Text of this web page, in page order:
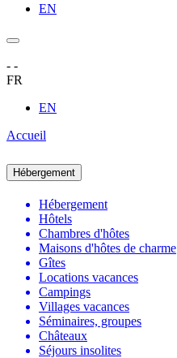
EN
- -
FR
EN
Accueil
Hébergement
Hébergement
Hôtels
Chambres d'hôtes
Maisons d'hôtes de charme
Gîtes
Locations vacances
Campings
Villages vacances
Séminaires, groupes
Châteaux
Séjours insolites